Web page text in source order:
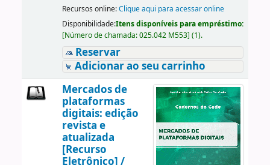
Recursos online:Clique aqui para acessar online
Disponibilidade:Itens disponíveis para empréstimo:
[Número de chamada:025.042 M553] (1).
Reservar
Adicionar ao seu carrinho
Mercados de
plataformas
digitais: edição
revista e
atualizada
[Recurso
Eletrônico] /